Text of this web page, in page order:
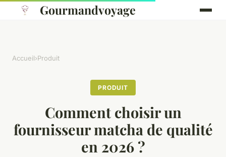
Gourmandvoyage
Accueil›Produit
PRODUIT
Comment choisir un
fournisseur matcha de qualité
en 2026 ?